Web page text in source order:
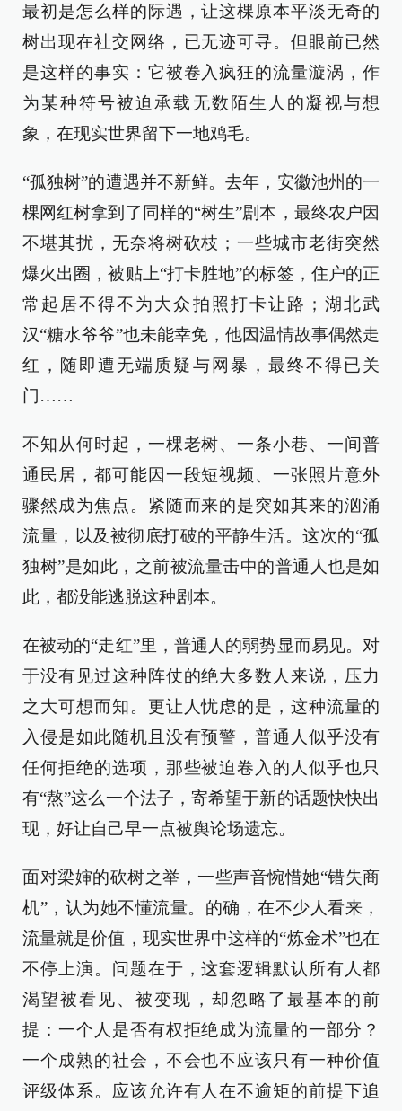
最初是怎么样的际遇，让这棵原本平淡无奇的
树出现在社交网络，已无迹可寻。但眼前已然
是这样的事实：它被卷入疯狂的流量漩涡，作
为某种符号被迫承载无数陌生人的凝视与想
象，在现实世界留下一地鸡毛。
“孤独树”的遭遇并不新鲜。去年，安徽池州的一
棵网红树拿到了同样的“树生”剧本，最终农户因
不堪其扰，无奈将树砍枝；一些城市老街突然
爆火出圈，被贴上“打卡胜地”的标签，住户的正
常起居不得不为大众拍照打卡让路；湖北武
汉“糖水爷爷”也未能幸免，他因温情故事偶然走
红，随即遭无端质疑与网暴，最终不得已关
门……
不知从何时起，一棵老树、一条小巷、一间普
通民居，都可能因一段短视频、一张照片意外
骤然成为焦点。紧随而来的是突如其来的汹涌
流量，以及被彻底打破的平静生活。这次的“孤
独树”是如此，之前被流量击中的普通人也是如
此，都没能逃脱这种剧本。
在被动的“走红”里，普通人的弱势显而易见。对
于没有见过这种阵仗的绝大多数人来说，压力
之大可想而知。更让人忧虑的是，这种流量的
入侵是如此随机且没有预警，普通人似乎没有
任何拒绝的选项，那些被迫卷入的人似乎也只
有“熬”这么一个法子，寄希望于新的话题快快出
现，好让自己早一点被舆论场遗忘。
面对梁婶的砍树之举，一些声音惋惜她“错失商
机”，认为她不懂流量。的确，在不少人看来，
流量就是价值，现实世界中这样的“炼金术”也在
不停上演。问题在于，这套逻辑默认所有人都
渴望被看见、被变现，却忽略了最基本的前
提：一个人是否有权拒绝成为流量的一部分？
一个成熟的社会，不会也不应该只有一种价值
评级体系。应该允许有人在不逾矩的前提下追